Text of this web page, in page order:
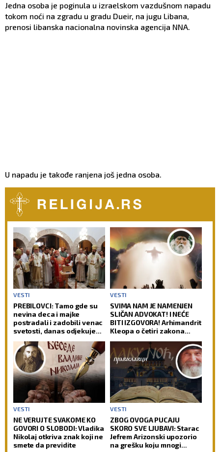
Jedna osoba je poginula u izraelskom vazdušnom napadu
tokom noći na zgradu u gradu Dueir, na jugu Libana,
prenosi libanska nacionalna novinska agencija NNA.
U napadu je takođe ranjena još jedna osoba.
VESTI
PREBILOVCI: Tamo gde su
nevina deca i majke
postradali i zadobili venac
svetosti, danas odjekuje
VESTI
SVIMA NAM JE NAMENJEN
SLIČAN ADVOKAT! I NEĆE
BITI IZGOVORA! Arhimandrit
Kleopa o četiri zakona
suditi svetu!
VESTI
NE VERUJTE SVAKOME KO
GOVORI O SLOBODI: Vladika
Nikolaj otkriva znak koji ne
smete da previdite
VESTI
ZBOG OVOGA PUCAJU
SKORO SVE LJUBAVI: Starac
Jefrem Arizonski upozorio
na grešku koju mnogi